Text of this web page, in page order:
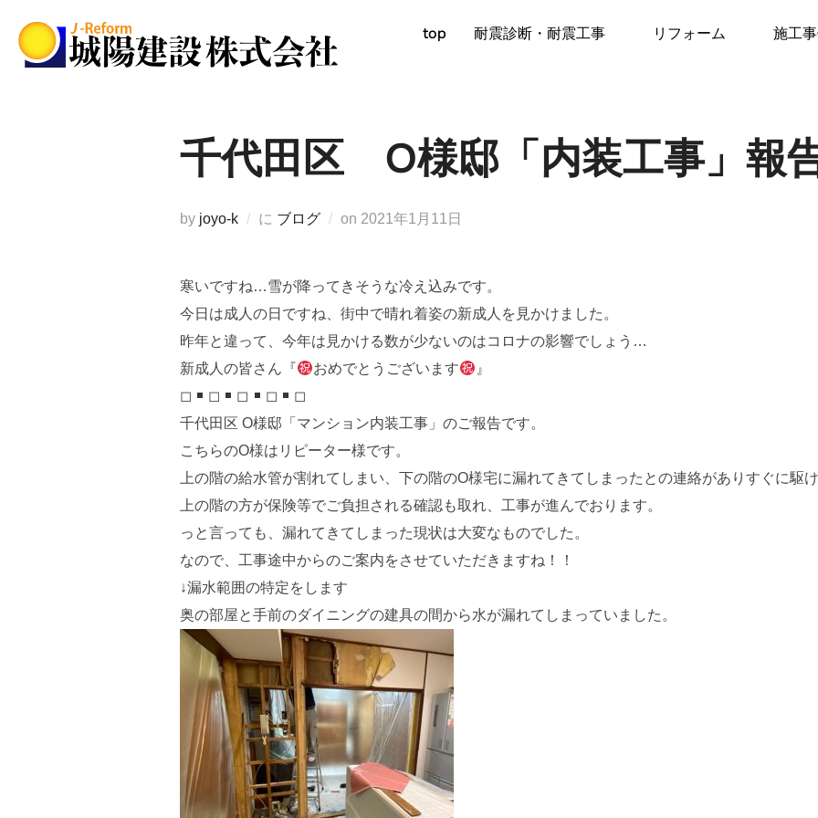
top 耐震診断・耐震工事 リフォーム 施工
千代田区 O様邸「内装工事」報
by joyo-k に ブログ on 投
2021年1月11日
寒いですね…雪が降ってきそうな冷え込みです。
今日は成人の日ですね、街中で晴れ着姿の新成人を見かけました。
昨年と違って、今年は見かける数が少ないのはコロナの影響でしょう…
新成人の皆さん『
おめでとうございます
』
◻︎
◻︎ ◻︎ ◻︎
◻︎
千代田区 O様邸「マンション内装工事」のご報告です。
こちらのO様はリピーター様です。
上の階の給水管が割れてしまい、下の階のO様宅に漏れてきてしまったとの連絡がありすぐに駆け
上の階の方が保険等でご負担される確認も取れ、工事が進んでおります。
っと言っても、漏れてきてしまった現状は大変なものでした。
なので、工事途中からのご案内をさせていただきますね！！
↓漏水範囲の特定をします
奥の部屋と手前のダイニングの建具の間から水が漏れてしまっていました。